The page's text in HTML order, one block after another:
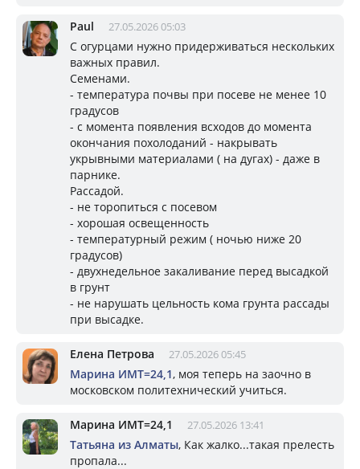
Paul 27.05.2026 05:03
С огурцами нужно придерживаться нескольких
важных правил.
Семенами.
- температура почвы при посеве не менее 10
градусов
- с момента появления всходов до момента
окончания похолоданий - накрывать
укрывными материалами ( на дугах) - даже в
парнике.
Рассадой.
- не торопиться с посевом
- хорошая освещенность
- температурный режим ( ночью ниже 20
градусов)
- двухнедельное закаливание перед высадкой
в грунт
- не нарушать цельность кома грунта рассады
при высадке.
Елена Петрова 27.05.2026 05:45
Марина ИМТ=24,1, моя теперь на заочно в
московском политехнический учиться.
Марина ИМТ=24,1 27.05.2026 13:41
Татьяна из Алматы, Как жалко...такая прелесть
пропала...